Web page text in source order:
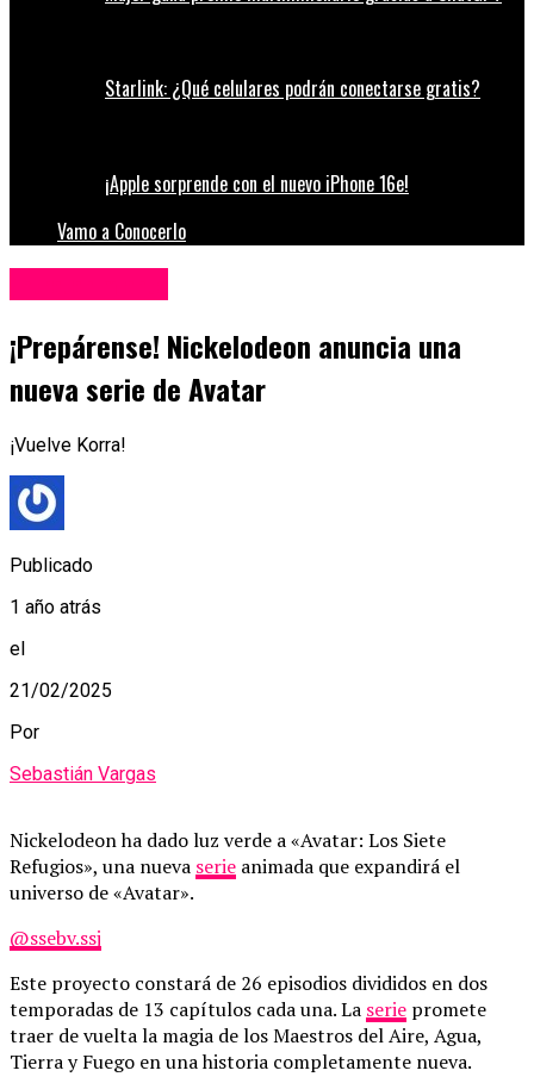
Starlink: ¿Qué celulares podrán conectarse gratis?
¡Apple sorprende con el nuevo iPhone 16e!
Vamo a Conocerlo
¡Prepárense! Nickelodeon anuncia una
nueva serie de Avatar
¡Vuelve Korra!
Publicado
1 año atrás
el
21/02/2025
Por
Sebastián Vargas
Nickelodeon ha dado luz verde a «Avatar: Los Siete
Refugios», una nueva serie animada que expandirá el
universo de «Avatar».
@ssebv.ssj
Este proyecto constará de 26 episodios divididos en dos
temporadas de 13 capítulos cada una. La serie promete
traer de vuelta la magia de los Maestros del Aire, Agua,
Tierra y Fuego en una historia completamente nueva.